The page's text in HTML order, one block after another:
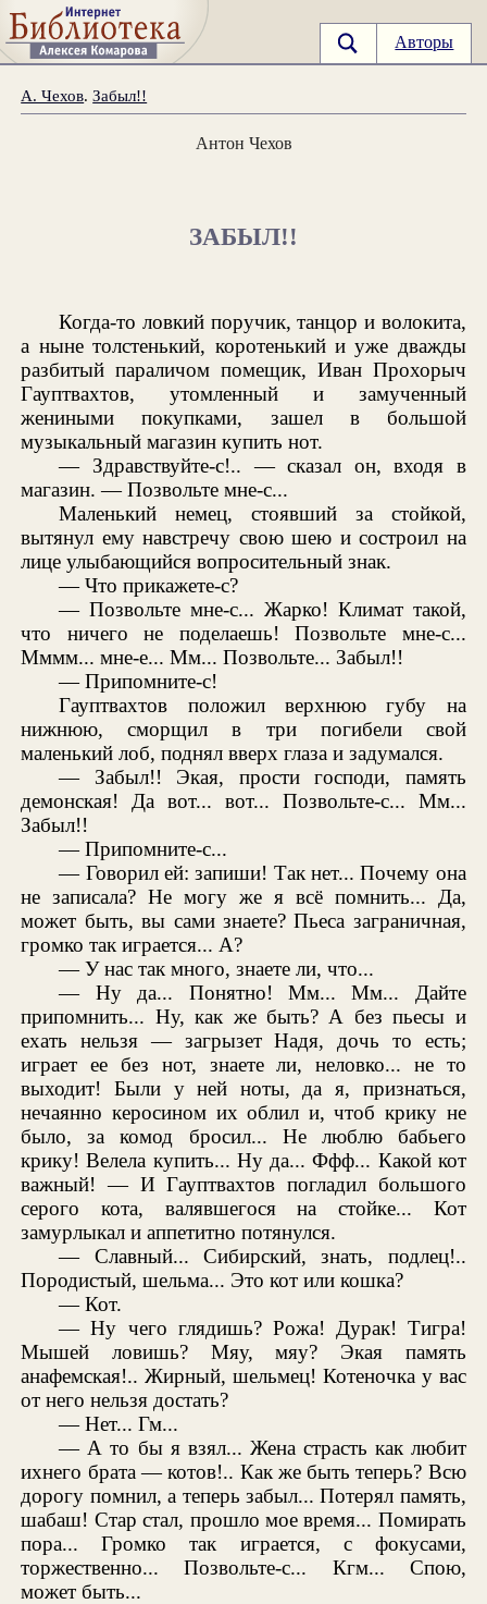
Авторы
А. Чехов.Забыл!!
Антон Чехов
ЗАБЫЛ!!
Когда-то ловкий поручик, танцор и волокита,
а ныне толстенький, коротенький и уже дважды
разбитый параличом помещик, Иван Прохорыч
Гауптвахтов, утомленный и замученный
жениными покупками, зашел в большой
музыкальный магазин купить нот.
— Здравствуйте-с!.. — сказал он, входя в
магазин. — Позвольте мне-с...
Маленький немец, стоявший за стойкой,
вытянул ему навстречу свою шею и состроил на
лице улыбающийся вопросительный знак.
— Что прикажете-с?
— Позвольте мне-с... Жарко! Климат такой,
что ничего не поделаешь! Позвольте мне-с...
Мммм... мне-е... Мм... Позвольте... Забыл!!
— Припомните-с!
Гауптвахтов положил верхнюю губу на
нижнюю, сморщил в три погибели свой
маленький лоб, поднял вверх глаза и задумался.
— Забыл!! Экая, прости господи, память
демонская! Да вот... вот... Позвольте-с... Мм...
Забыл!!
— Припомните-с...
— Говорил ей: запиши! Так нет... Почему она
не записала? Не могу же я всё помнить... Да,
может быть, вы сами знаете? Пьеса заграничная,
громко так играется... А?
— У нас так много, знаете ли, что...
— Ну да... Понятно! Мм... Мм... Дайте
припомнить... Ну, как же быть? А без пьесы и
ехать нельзя — загрызет Надя, дочь то есть;
играет ее без нот, знаете ли, неловко... не то
выходит! Были у ней ноты, да я, признаться,
нечаянно керосином их облил и, чтоб крику не
было, за комод бросил... Не люблю бабьего
крику! Велела купить... Ну да... Ффф... Какой кот
важный! — И Гауптвахтов погладил большого
серого кота, валявшегося на стойке... Кот
замурлыкал и аппетитно потянулся.
— Славный... Сибирский, знать, подлец!..
Породистый, шельма... Это кот или кошка?
— Кот.
— Ну чего глядишь? Рожа! Дурак! Тигра!
Мышей ловишь? Мяу, мяу? Экая память
анафемская!.. Жирный, шельмец! Котеночка у вас
от него нельзя достать?
— Нет... Гм...
— А то бы я взял... Жена страсть как любит
ихнего брата — котов!.. Как же быть теперь? Всю
дорогу помнил, а теперь забыл... Потерял память,
шабаш! Стар стал, прошло мое время... Помирать
пора... Громко так играется, с фокусами,
торжественно... Позвольте-с... Кгм... Спою,
может быть...